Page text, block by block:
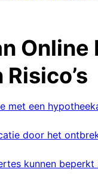
met een
door het
kunnen